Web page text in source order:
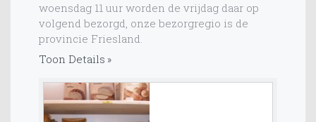
woensdag 11 uur worden de vrijdag daar op
volgend bezorgd, onze bezorgregio is de
provincie Friesland.
Toon Details